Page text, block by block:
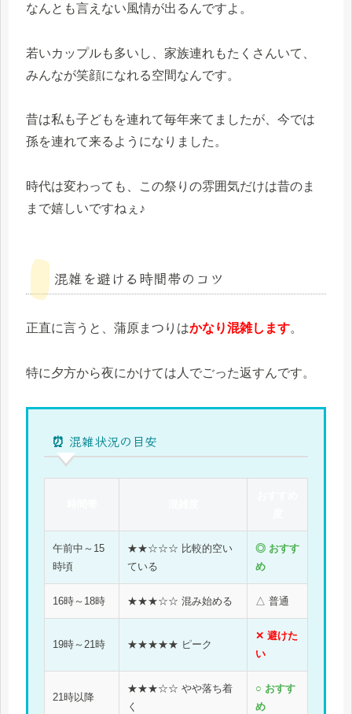
なんとも言えない風情が出るんですよ。
若いカップルも多いし、家族連れもたくさんいて、
みんなが笑顔になれる空間なんです。
昔は私も子どもを連れて毎年来てましたが、今では
孫を連れて来るようになりました。
時代は変わっても、この祭りの雰囲気だけは昔のま
まで嬉しいですねぇ♪
混雑を避ける時間帯のコツ
正直に言うと、蒲原まつりはかなり混雑します。
特に夕方から夜にかけては人でごった返すんです。
⏰ 混雑状況の目安
午前中～15
時頃
★★☆☆☆ 比較的空い
ている
◎ おすす
め
16時～18時 ★★★☆☆ 混み始める △ 普通
19時～21時 ★★★★★ ピーク
✕ 避けた
い
21時以降
★★★☆☆ やや落ち着
く
○ おすす
め